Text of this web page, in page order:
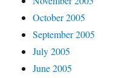
October 2005
September 2005
July 2005
June 2005